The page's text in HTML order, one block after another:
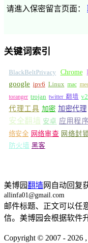
请進入保密留言页面：
关键词索引
BlackBeltPrivacy Chrome
google ipv6 Linux mac
toranger trojan twitter 翻墙
代理工具 加密 加密代理
安全翻墙 安卓 应用程序
络安全 网络审查 网络封
防火墙 黑客
美博园翻墙网自动回复
allinfa01@gmail.com
邮件标题、正文可以任
信。美博园会根据软件
Copyright © 2007 - 2026